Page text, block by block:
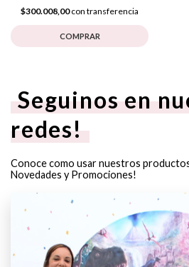
$300.008,00con transferencia
COMPRAR
Seguinos en
redes!
Conoce como usar nuestros
Novedades y Promociones!